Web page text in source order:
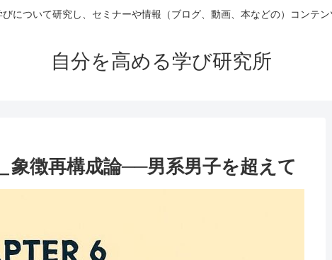
について研究し、セミナーや情報（ブログ、動画、本などの）コンテン
自分を高める学び研究所
象徴再構成論──男系男子を超えて